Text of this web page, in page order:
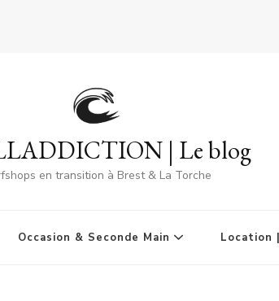
| Le blog
en transition à Brest & La Torche
Occasion & Seconde Main Location